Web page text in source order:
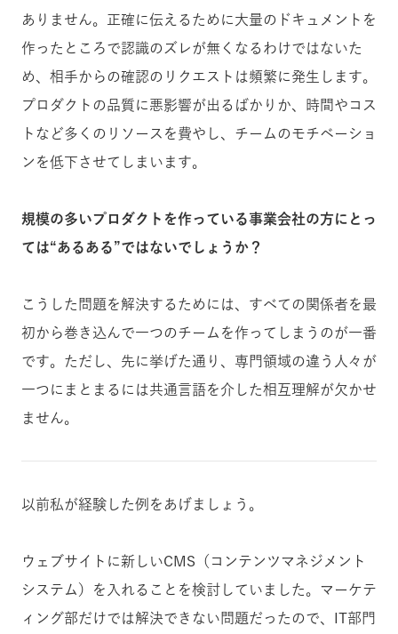
ありません。正確に伝えるために大量のドキュメントを
作ったところで認識のズレが無くなるわけではないた
め、相手からの確認のリクエストは頻繁に発生します。
プロダクトの品質に悪影響が出るばかりか、時間やコス
トなど多くのリソースを費やし、チームのモチベーショ
ンを低下させてしまいます。
規模の多いプロダクトを作っている事業会社の方にとっ
ては“あるある”ではないでしょうか？
こうした問題を解決するためには、すべての関係者を最
初から巻き込んで一つのチームを作ってしまうのが一番
です。ただし、先に挙げた通り、専門領域の違う人々が
一つにまとまるには共通言語を介した相互理解が欠かせ
ません。
以前私が経験した例をあげましょう。
ウェブサイトに新しいCMS（コンテンツマネジメント
システム）を入れることを検討していました。マーケテ
ィング部だけでは解決できない問題だったので、IT部門